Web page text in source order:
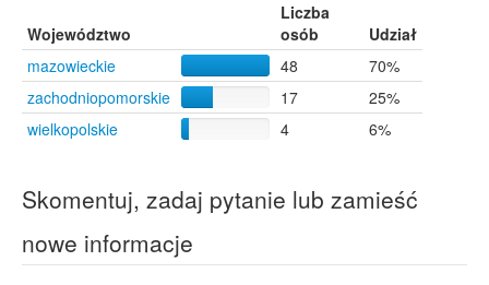
Województwo
Liczba
osób
Udział
mazowieckie
48
70%
zachodniopomorskie
17
25%
wielkopolskie
4 6%
Skomentuj, zadaj pytanie lub zamieść
nowe informacje